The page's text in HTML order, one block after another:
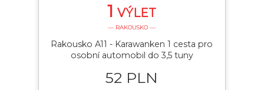
1VÝLET
— RAKOUSKO —
Rakousko A11 - Karawanken 1 cesta pro
osobní automobil do 3,5 tuny
52 PLN